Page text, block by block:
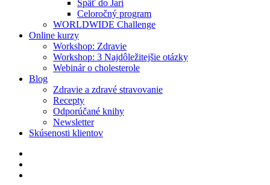
Späť do Jari
Celoročný program
WORLDWIDE Challenge
Online kurzy
Workshop: Zdravie
Workshop: 3 Najdôležitejšie otázky
Webinár o cholesterole
Blog
Zdravie a zdravé stravovanie
Recepty
Odporúčané knihy
Newsletter
Skúsenosti klientov